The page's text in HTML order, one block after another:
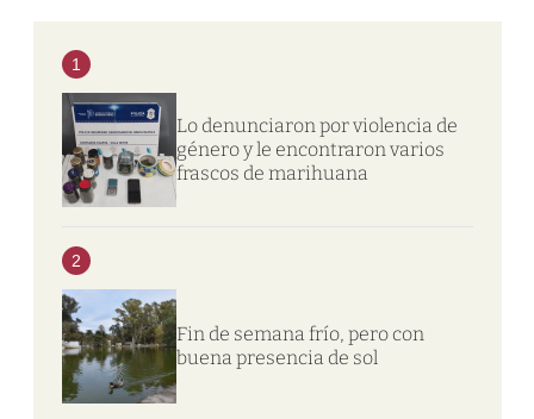
1
Lo denunciaron por violencia de
género y le encontraron varios
frascos de marihuana
2
Fin de semana frío, pero con
buena presencia de sol